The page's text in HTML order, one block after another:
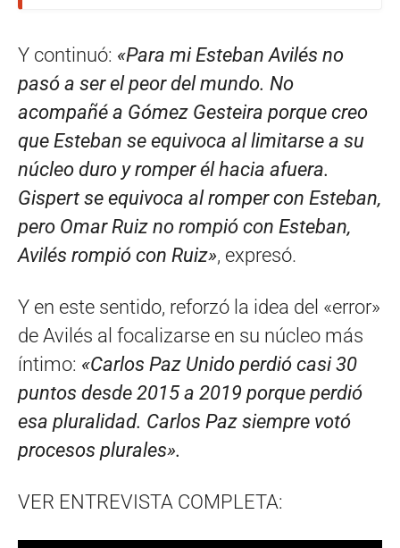
Y continuó: «Para mi Esteban Avilés no
pasó a ser el peor del mundo. No
acompañé a Gómez Gesteira porque creo
que Esteban se equivoca al limitarse a su
núcleo duro y romper él hacia afuera.
Gispert se equivoca al romper con Esteban,
pero Omar Ruiz no rompió con Esteban,
Avilés rompió con Ruiz», expresó.
Y en este sentido, reforzó la idea del «error»
de Avilés al focalizarse en su núcleo más
íntimo: «Carlos Paz Unido perdió casi 30
puntos desde 2015 a 2019 porque perdió
esa pluralidad. Carlos Paz siempre votó
procesos plurales».
VER ENTREVISTA COMPLETA: